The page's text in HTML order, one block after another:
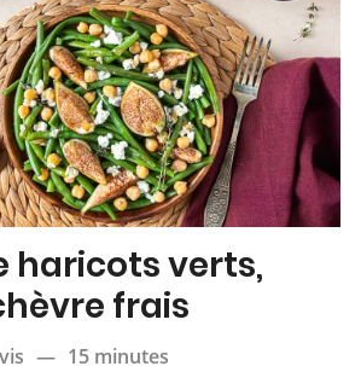
haricots verts,
frais
— 15 minutes